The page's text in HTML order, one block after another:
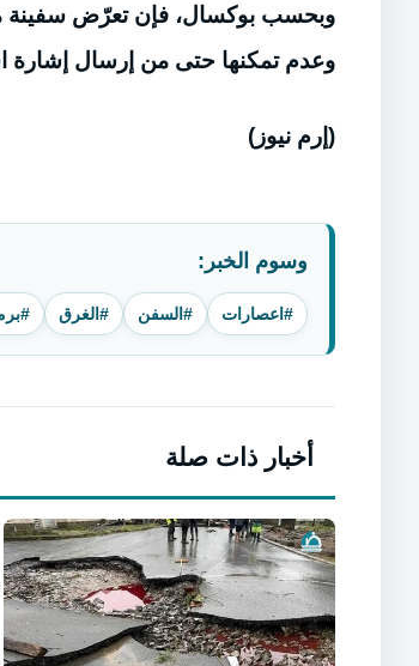
وبحسب بوكسال، فإن تعرّض سفينة
وعدم تمكنها حتى من إرسال إشارة
(إرم نيوز)
وسوم الخبر:
#اعصارات #السفن #الغرق
أخبار ذات صلة